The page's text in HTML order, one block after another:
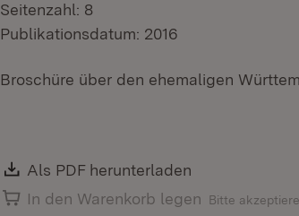
Seitenzahl: 8
Publikationsdatum: 2016
Broschüre über den ehemaligen
Download:
Als PDF herunterladen
In den Warenkorb legen
Bitte